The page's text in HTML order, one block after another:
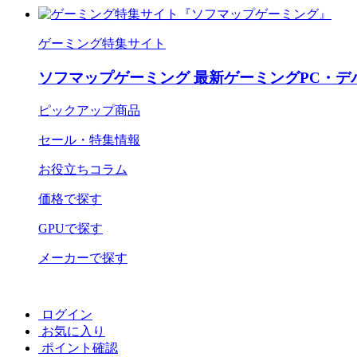
ゲーミング特集サイト
ソフマップゲーミング 最新ゲーミングPC・デ
ピックアップ商品
セール・特集情報
お役立ちコラム
価格で探す
GPUで探す
メーカーで探す
ログイン
お気に入り
ポイント確認